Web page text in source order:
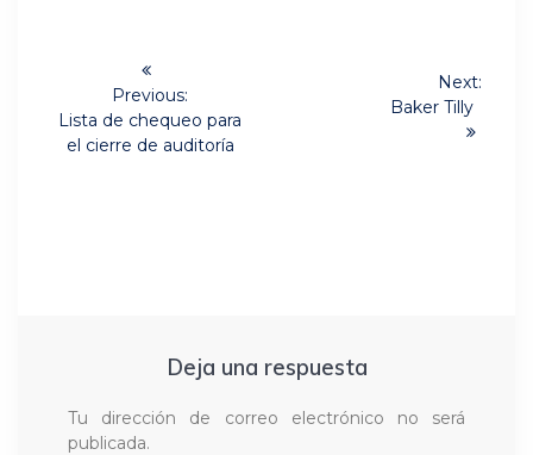
Navegación
entradas
Previous:
Previous
post:
Lista de chequeo para
el cierre de auditoría
Next:
Baker Tilly
Deja una respuesta
Tu dirección de correo electrónico no será
publicada.